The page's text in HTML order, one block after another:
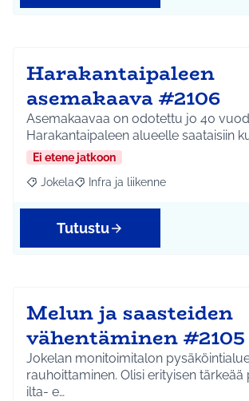
Harakantaipaleen
asemakaava #2106
Asemakaavaa on odotettu jo 40
Harakantaipaleen alueelle saataisiin
Ei etene jatkoon
Rajaa tulokset aihepiirin mukaan: Jokela
Jokela Rajaa tulokset teeman mukaan:
Infra ja liikenne
Tutustu
Melun ja saasteiden
vähentäminen #2105
Jokelan monitoimitalon
rauhoittaminen. Olisi erityisen tärkeää
ilta- e…